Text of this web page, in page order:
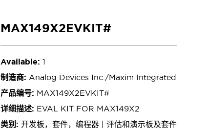
MAX149X2EVKIT#
Available: 1
制造商: Analog Devices Inc./Maxim Integrated
产品编号: MAX149X2EVKIT#
详细描述: EVAL KIT FOR MAX149X2
类别: 开发板，套件，编程器 | 评估和演示板及套件